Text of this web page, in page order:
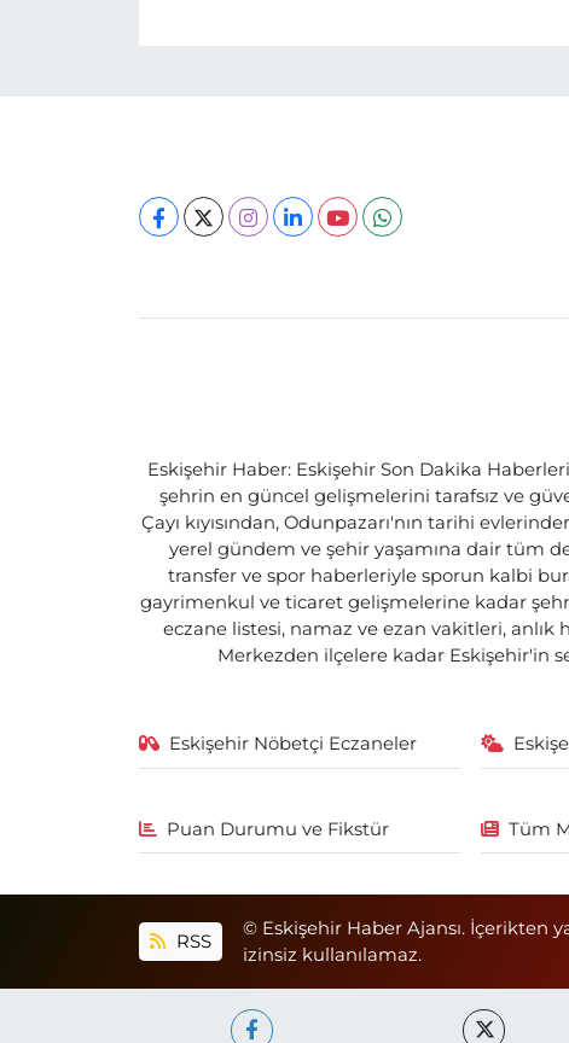
Eskişehir Haber: Eskişehir Son Dakika
şehrin en güncel gelişmelerini tarafsız ve
Çayı kıyısından, Odunpazarı'nın tarihi
yerel gündem ve şehir yaşamına dair tüm
transfer ve spor haberleriyle sporun kalbi
gayrimenkul ve ticaret gelişmelerine kadar
eczane listesi, namaz ve ezan vakitleri,
Merkezden ilçelere kadar Eskişehir'in
Eskişehir Nöbetçi Eczaneler
Puan Durumu ve Fikstür Tüm
RSS
© Eskişehir Haber Ajansı. İçerikten
izinsiz kullanılamaz.